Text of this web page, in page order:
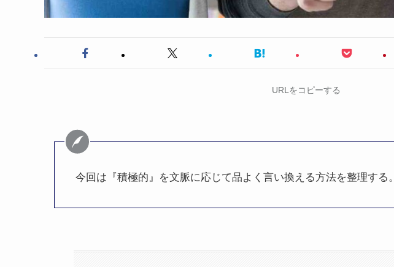
URLをコピーする
今回は『積極的』を文脈に応じて品よく言い換える方法を整理する。